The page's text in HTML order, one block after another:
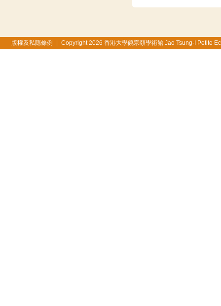
版權及私隱條例 Copyright 2026 香港大學饒宗頤學術館 Jao Tsung-I Petite